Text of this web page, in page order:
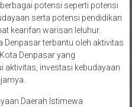
potensi seperti potensi
serta potensi pendidikan
kearifan warisan leluhur.
Denpasar terbantu oleh aktivitas
Denpasar yang
aktivitas, investasi kebudayaan
Daerah Istimewa